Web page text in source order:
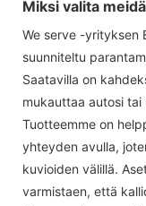
Miksi valita
We serve -yrityksen
suunniteltu
Saatavilla on
mukauttaa autosi tai
Tuotteemme on
yhteyden avulla,
kuvioiden välillä.
varmistaen, että